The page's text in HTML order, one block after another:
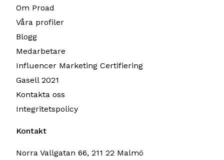
Om Proad
Våra profiler
Blogg
Medarbetare
Influencer Marketing Certifiering
Gasell 2021
Kontakta oss
Integritetspolicy
Kontakt
Norra Vallgatan 66, 211 22 Malmö